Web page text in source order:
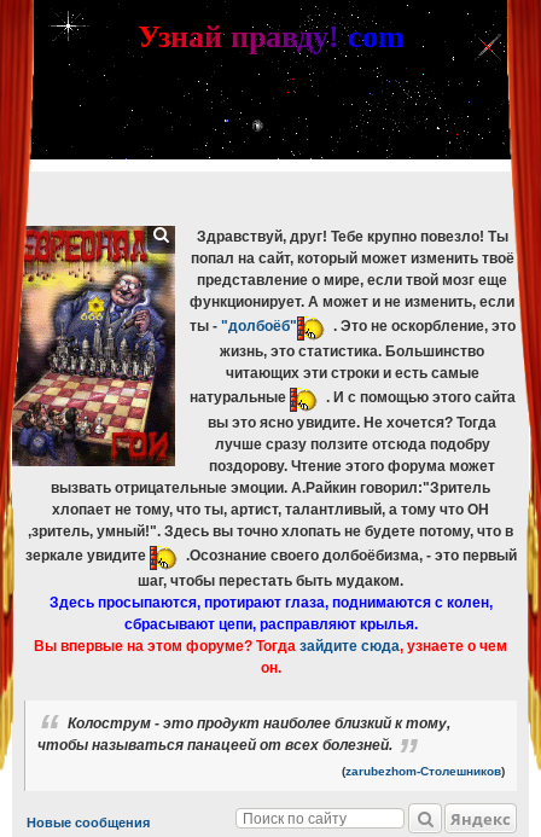
[phpBB Debug] PHP Warning : in file [ROOT]/phpbb/db/driver/mysqli.php
mysqli_fetch_assoc(): Couldn't fetch mysqli_result
[phpBB Debug] PHP Warning: in file[ROOT]/phpbb/db/driver/mysqli.php 329
mysqli_free_result(): Couldn't fetch mysqli_result
[phpBB Debug] PHP Warning
[ROOT]/phpbb/db/driver/mysqli.php on line 265
mysqli_fetch_assoc(): Couldn't fetch mysqli_result
[phpBB Debug] PHP Warning
: in file [ROOT]/phpbb/db/driver/mysqli.php on line329
mysqli_free_result(): Couldn't fetch mysqli_result
[phpBB Debug] PHP Warning: in file [ROOT]/phpbb/db/driver/mysqli.php on line 265
mysqli_fetch_assoc(): Couldn't fetch mysqli_result
[phpBB Debug] PHP Warning
[ROOT]/phpbb/db/driver/mysqli.php on line329:
mysqli_free_result(): Couldn't fetch mysqli_result
Узнай правду! com
Здравствуй, друг! Тебе крупно повезло! Ты
попал на сайт, который может изменить твоё
представление о мире, если твой мозг еще
функционирует. А может и не изменить, если
ты - "долбоёб"
. Это не оскорбление, это
жизнь, это статистика. Большинство
читающих эти строки и есть самые
натуральные
. И с помощью этого сайта
вы это ясно увидите. Не хочется? Тогда
лучше сразу ползите отсюда подобру
поздорову. Чтение этого форума может
вызвать отрицательные эмоции. А.Райкин говорил:"Зритель
хлопает не тому, что ты, артист, талантливый, а тому что ОН
,зритель, умный!". Здесь вы точно хлопать не будете потому, что в
зеркале увидите
.Осознание своего долбоёбизма, - это первый
шаг, чтобы перестать быть мудаком.
Здесь просыпаются, протирают глаза, поднимаются с колен,
сбрасывают цепи, расправляют крылья.
Вы впервые на этом форуме? Тогда зайдите сюда, узнаете о чем
он.
Колострум - это продукт наиболее близкий к тому,
чтобы называться панацеей от всех болезней.
(zarubezhom-Столешников)
Новые сообщения Яндекс